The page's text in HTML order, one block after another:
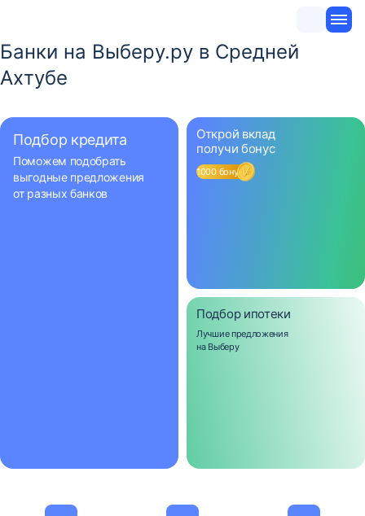
Банки на Выберу.ру в Средней
Ахтубе
Подбор кредита
Поможем подобрать
выгодные предложения
от разных банков
Открой вклад
получи бонус
1000 бонусов
Подбор ипотеки
Лучшие предложения
на Выберу